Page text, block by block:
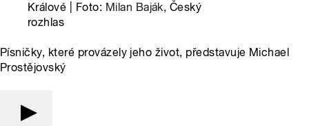
Králové | Foto: Milan Baják, Český
rozhlas
Písničky, které provázely jeho život, představuje Michael
Prostějovský